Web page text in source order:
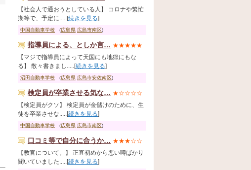
【社会人で通おうとしている人】 コロナや繁忙
期等で、予定に.....[続きを見る]
中国自動車学校 (広島県 広島市南区)
指導員による、としか言… ★★★★★
【マジで指導員によって天国にも地獄にもな
る】 散々書きまし.....[続きを見る]
沼田自動車学校 (広島県 広島市安佐南区)
検定員が卒業させる気な… ★☆☆☆☆
【検定員がクソ】 検定員が金儲けのために、生
徒を卒業させな.....[続きを見る]
中国自動車学校 (広島県 広島市南区)
口コミ等で自分に合うか… ★★★☆☆
【教官について。】 正直初めから悪い噂ばかり
聞いていました.....[続きを見る]